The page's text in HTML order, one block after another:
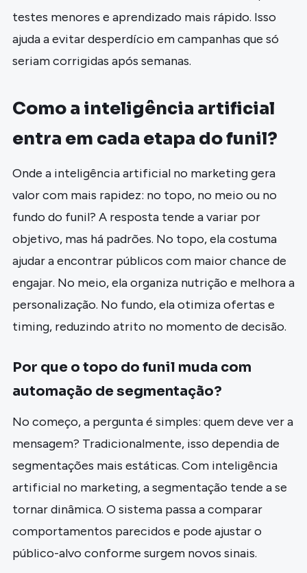
testes menores e aprendizado mais rápido. Isso
ajuda a evitar desperdício em campanhas que só
seriam corrigidas após semanas.
Como a inteligência artificial
entra em cada etapa do funil?
Onde a inteligência artificial no marketing gera
valor com mais rapidez: no topo, no meio ou no
fundo do funil? A resposta tende a variar por
objetivo, mas há padrões. No topo, ela costuma
ajudar a encontrar públicos com maior chance de
engajar. No meio, ela organiza nutrição e melhora a
personalização. No fundo, ela otimiza ofertas e
timing, reduzindo atrito no momento de decisão.
Por que o topo do funil muda com
automação de segmentação?
No começo, a pergunta é simples: quem deve ver a
mensagem? Tradicionalmente, isso dependia de
segmentações mais estáticas. Com inteligência
artificial no marketing, a segmentação tende a se
tornar dinâmica. O sistema passa a comparar
comportamentos parecidos e pode ajustar o
público-alvo conforme surgem novos sinais.